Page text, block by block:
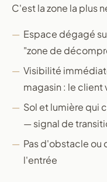
C'est la zone la plus
Espace dégagé
"zone de
Visibilité
magasin : le client
Sol et lumière qui
— signal de
Pas d'obstacle ou
l'entrée